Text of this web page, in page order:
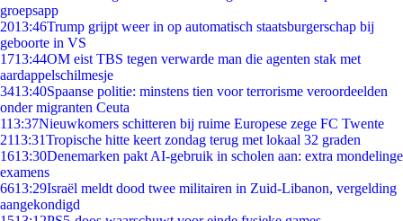
groepsapp
2013:46Trump grijpt weer in op automatisch staatsburgerschap bij
geboorte in VS
1713:44OM eist TBS tegen verwarde man die agenten stak met
aardappelschilmesje
3413:40Spaanse politie: minstens tien voor terrorisme veroordeelden
onder migranten Ceuta
113:37Nieuwkomers schitteren bij ruime Europese zege FC Twente
2113:31Tropische hitte keert zondag terug met lokaal 32 graden
1613:30Denemarken pakt AI-gebruik in scholen aan: extra mondelinge
examens
6613:29Israël meldt dood twee militairen in Zuid-Libanon, vergelding
aangekondigd